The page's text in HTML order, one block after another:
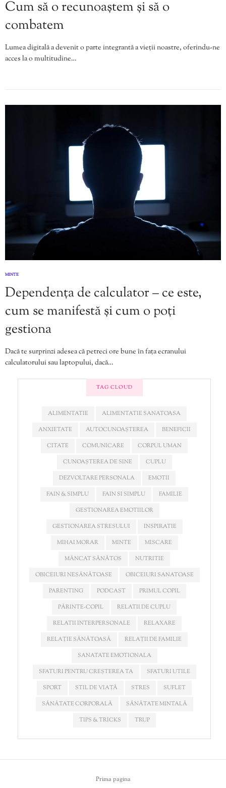
Cum să o recunoaștem și să o
combatem
Lumea digitală a devenit o parte integrantă a vieții noastre, oferindu-ne
acces la o multitudine…
MINTE
Dependența de calculator – ce este,
cum se manifestă și cum o poți
gestiona
Dacă te surprinzi adesea că petreci ore bune în fața ecranului
calculatorului sau laptopului, dacă…
TAG CLOUD
ALIMENTATIE
ALIMENTATIE SANATOASA
ANXIETATE
AUTOCUNOAȘTEREA
BENEFICII
CITATE
COMUNICARE
CORPUL UMAN
CUNOAȘTEREA DE SINE
CUPLU
DEZVOLTARE PERSONALA
EMOTII
FAIN & SIMPLU
FAIN SI SIMPLU
FAMILIE
GESTIONAREA EMOTIILOR
GESTIONAREA STRESULUI
INSPIRATIE
MIHAI MORAR
MINTE
MISCARE
MÂNCAT SĂNĂTOS
NUTRITIE
OBICEIURI NESĂNĂTOASE
OBICEIURI SANATOASE
PARENTING
PODCAST
PRIMUL COPIL
PĂRINTE-COPIL
RELATII DE CUPLU
RELATII INTERPERSONALE
RELAXARE
RELAȚIE SĂNĂTOASĂ
RELAȚII DE FAMILIE
SANATATE EMOTIONALA
SFATURI PENTRU CREȘTEREA TA
SFATURI UTILE
SPORT
STIL DE VIAȚĂ STRES
SUFLET
SĂNĂTATE CORPORALĂ
SĂNĂTATE MINTALĂ
TIPS & TRICKS
TRUP
Prima pagina